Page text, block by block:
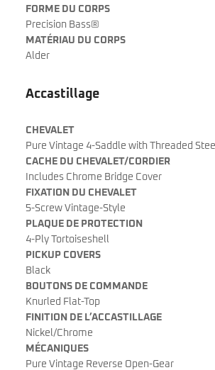
FORME DU CORPS
Precision Bass®
MATÉRIAU DU CORPS
Alder
Accastillage
CHEVALET
Pure Vintage 4-Saddle with Threaded
CACHE DU CHEVALET/CORDIER
Includes Chrome Bridge Cover
FIXATION DU CHEVALET
5-Screw Vintage-Style
PLAQUE DE PROTECTION
4-Ply Tortoiseshell
PICKUP COVERS
Black
BOUTONS DE COMMANDE
Knurled Flat-Top
FINITION DE L’ACCASTILLAGE
Nickel/Chrome
MÉCANIQUES
Pure Vintage Reverse Open-Gear